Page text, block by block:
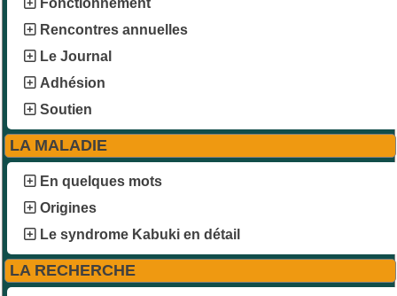
Rencontres annuelles
Le Journal
Adhésion
Soutien
LA MALADIE
En quelques mots
Origines
Le syndrome Kabuki en détail
LA RECHERCHE